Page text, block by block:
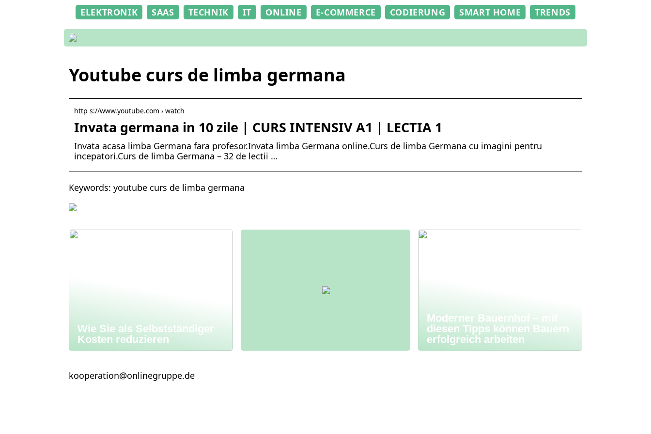
ELEKTRONIK SAAS TECHNIK IT ONLINE E-COMMERCE CODIERUNG SMART HOME TRENDS
Youtube curs de limba germana
http s://www.youtube.com › watch
Invata germana in 10 zile | CURS INTENSIV A1 | LECTIA 1
Invata acasa limba Germana fara profesor.Invata limba Germana online.Curs de limba Germana cu imagini pentru
incepatori.Curs de limba Germana – 32 de lectii …
Keywords: youtube curs de limba germana
Wie Sie als Selbstständiger
Kosten reduzieren
Moderner Bauernhof – mit
diesen Tipps können Bauern
erfolgreich arbeiten
kooperation@onlinegruppe.de